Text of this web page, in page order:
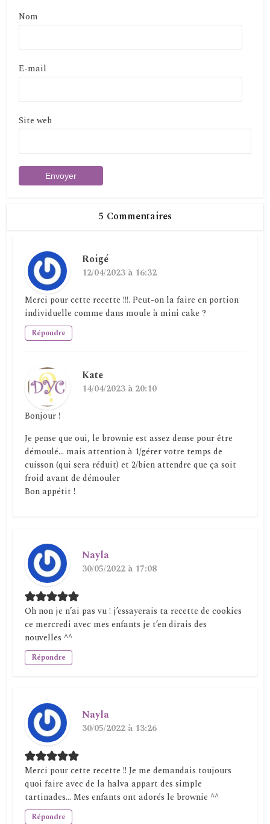
Nom
E-mail
Site web
5 Commentaires
Roigé
12/04/2023 à 16:32
Merci pour cette recette !!!. Peut-on la faire en portion
individuelle comme dans moule à mini cake ?
Répondre
Kate
14/04/2023 à 20:10
Bonjour !
Je pense que oui, le brownie est assez dense pour être
démoulé… mais attention à 1/gérer votre temps de
cuisson (qui sera réduit) et 2/bien attendre que ça soit
froid avant de démouler
Bon appétit !
Nayla
30/05/2022 à 17:08
Oh non je n’ai pas vu ! j’essayerais ta recette de cookies
ce mercredi avec mes enfants je t’en dirais des
nouvelles ^^
Répondre
Nayla
30/05/2022 à 13:26
Merci pour cette recette !! Je me demandais toujours
quoi faire avec de la halva appart des simple
tartinades… Mes enfants ont adorés le brownie ^^
Répondre